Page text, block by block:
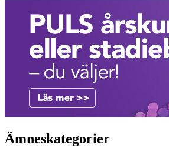
Ämneskategorier